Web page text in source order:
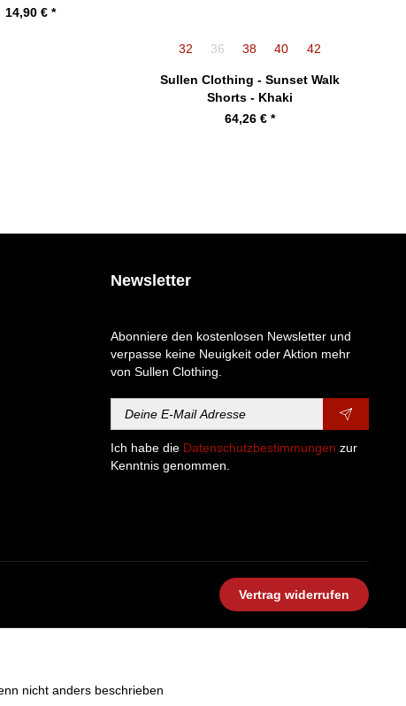
14,90 € *
32 36 38 40 42
Sullen Clothing - Sunset Walk
Shorts - Khaki
64,26 € *
Newsletter
Abonniere den kostenlosen Newsletter und
verpasse keine Neuigkeit oder Aktion mehr
von Sullen Clothing.
Ich habe die Datenschutzbestimmungen zur
Kenntnis genommen.
Vertrag widerrufen
nicht anders beschrieben